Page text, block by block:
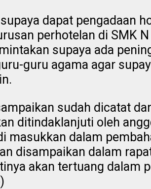
dapat pengadaan
perhotelan di SMK
supaya ada
guru agama agar
sudah dicatat
ditindaklanjuti oleh
masukkan dalam
disampaikan dalam
akan tertuang dalam